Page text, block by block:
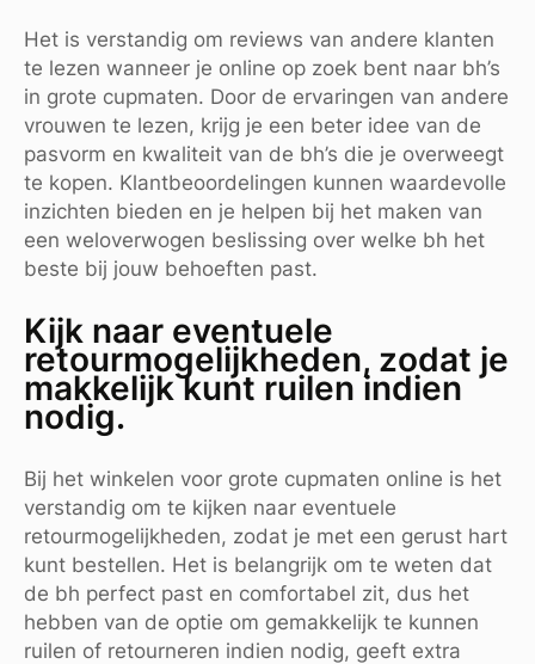
Het is verstandig om reviews van andere klanten
te lezen wanneer je online op zoek bent naar bh’s
in grote cupmaten. Door de ervaringen van andere
vrouwen te lezen, krijg je een beter idee van de
pasvorm en kwaliteit van de bh’s die je overweegt
te kopen. Klantbeoordelingen kunnen waardevolle
inzichten bieden en je helpen bij het maken van
een weloverwogen beslissing over welke bh het
beste bij jouw behoeften past.
Kijk naar eventuele
retourmogelijkheden, zodat je
makkelijk kunt ruilen indien
nodig.
Bij het winkelen voor grote cupmaten online is het
verstandig om te kijken naar eventuele
retourmogelijkheden, zodat je met een gerust hart
kunt bestellen. Het is belangrijk om te weten dat
de bh perfect past en comfortabel zit, dus het
hebben van de optie om gemakkelijk te kunnen
ruilen of retourneren indien nodig, geeft extra